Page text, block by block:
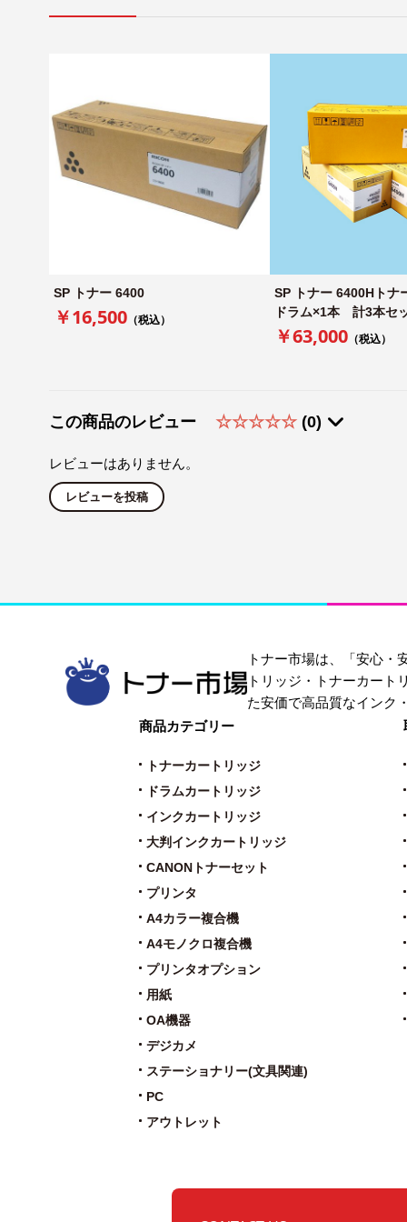
SP トナー 6400
￥16,500（税込）
SP トナー 6400Hト
ドラム×1本 計3本セ
￥63,000 （税込）
この商品のレビュー ☆☆☆☆☆ (0)
レビューはありません。
レビューを投稿
トナー市場は、「安心・
トリッジ・トナーカート
た安価で高品質なインク
商品カテゴリー
トナーカートリッジ
ドラムカートリッジ
インクカートリッジ
大判インクカートリッジ
CANONトナーセット
プリンタ
A4カラー複合機
A4モノクロ複合機
プリンタオプション
用紙
OA機器
デジカメ
ステーショナリー(文具関連)
PC
アウトレット